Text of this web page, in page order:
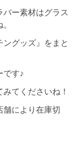
ー素材はグラス
グッズ』をまと
です♪
てくださいね！
により在庫切